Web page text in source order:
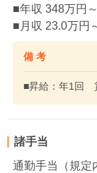
■年収 348万円
■月収 23.0万円
備 考
■昇給：年1回
諸手当
通勤手当（規定